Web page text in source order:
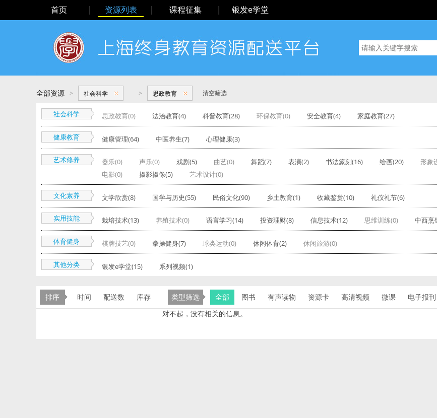
首页 | 资源列表 | 课程征集 | 银发e学堂
全部资源 > 社会科学 > 思政教育 清空筛选
社会科学 思政教育(0) 法治教育(4) 科普教育(28) 环保教育(0) 安全教育(4) 家庭教育(27)
健康教育 健康管理(64) 中医养生(7) 心理健康(3)
艺术修养 器乐(0) 声乐(0) 戏剧(5) 曲艺(0) 舞蹈(7) 表演(2) 书法篆刻(16) 绘画(20) 形象
电影(0)
摄影摄像(5) 艺术设计(0)
文化素养 文学欣赏(8) 国学与历史(55) 民俗文化(90) 乡土教育(1) 收藏鉴赏(10) 礼仪礼节(6)
实用技能 栽培技术(13) 养殖技术(0) 语言学习(14) 投资理财(8) 信息技术(12) 思维训练(0) 中西烹
体育健身 棋牌技艺(0) 拳操健身(7) 球类运动(0) 休闲体育(2) 休闲旅游(0)
其他分类 银发e学堂(15) 系列视频(1)
排序 时间 配送数 库存 类型筛选 全部 图书 有声读物 资源卡 高清视频 微课
电子报刊
对不起，没有相关的信息。